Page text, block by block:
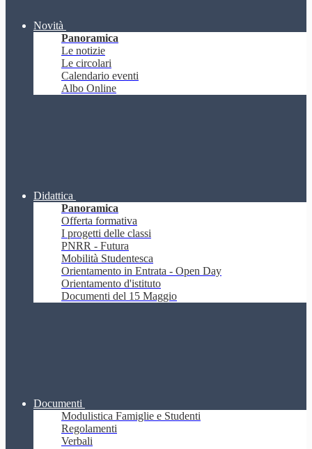
Novità
Panoramica
Le notizie
Le circolari
Calendario eventi
Albo Online
Didattica
Panoramica
Offerta formativa
I progetti delle classi
PNRR - Futura
Mobilità Studentesca
Orientamento in Entrata - Open Day
Orientamento d'istituto
Documenti del 15 Maggio
Documenti
Modulistica Famiglie e Studenti
Regolamenti
Verbali